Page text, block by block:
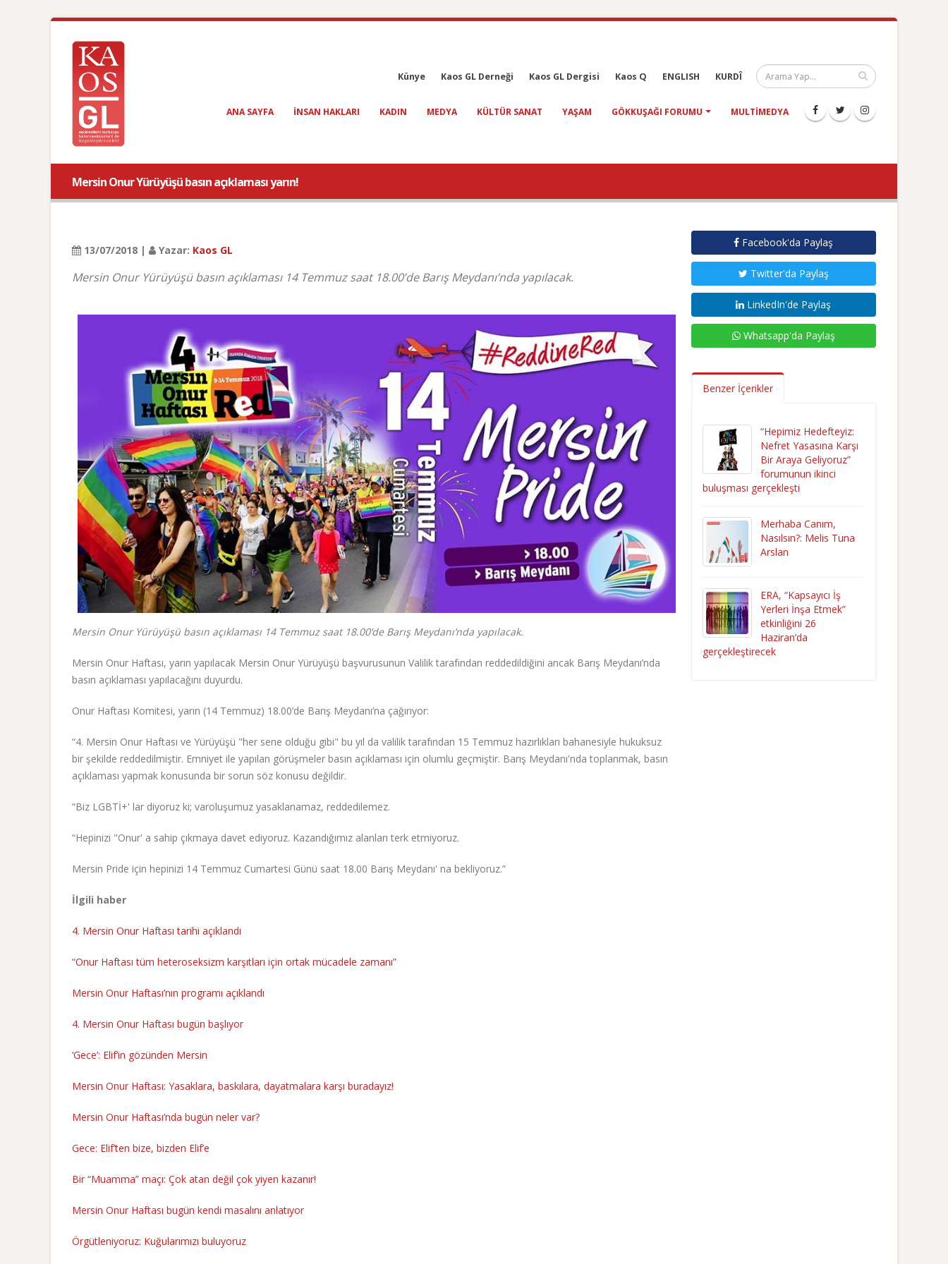
Künye Kaos GL Derneği Kaos GL Dergisi Kaos Q ENGLISH KURDÎ
ANA SAYFA INSAN HAKLARI KADIN MEDYA KÜLTÜR SANAT YAŞAM GÖKKUŞAĞI FORUMU MULTIMEDYA
Mersin Onur Yürüyüşü basın açıklaması yarın!
13/07/2018 | Yazar: Kaos GL
​Mersin Onur Yürüyüşü basın açıklaması 14 Temmuz saat 18.00’de Barış Meydanı’nda yapılacak.
Mersin Onur Yürüyüşü basın açıklaması 14 Temmuz saat 18.00’de Barış Meydanı’nda yapılacak.
Mersin Onur Haftası, yarın yapılacak Mersin Onur Yürüyüşü başvurusunun Valilik tarafından reddedildiğini ancak Barış Meydanı’nda
basın açıklaması yapılacağını duyurdu.
Onur Haftası Komitesi, yarın (14 Temmuz) 18.00’de Barış Meydanı’na çağırıyor:
“4. Mersin Onur Haftası ve Yürüyüşü "her sene olduğu gibi" bu yıl da valilik tarafından 15 Temmuz hazırlıkları bahanesiyle hukuksuz
bir şekilde reddedilmiştir. Emniyet ile yapılan görüşmeler basın açıklaması için olumlu geçmiştir. Barış Meydanı'nda toplanmak, basın
açıklaması yapmak konusunda bir sorun söz konusu değildir.
“Biz LGBTİ+' lar diyoruz ki; varoluşumuz yasaklanamaz, reddedilemez.
“Hepinizi "Onur' a sahip çıkmaya davet ediyoruz. Kazandığımız alanları terk etmiyoruz.
Mersin Pride için hepinizi 14 Temmuz Cumartesi Günü saat 18.00 Barış Meydanı' na bekliyoruz.”
İlgili haber
4. Mersin Onur Haftası tarihi açıklandı
“Onur Haftası tüm heteroseksizm karşıtları için ortak mücadele zamanı”
Mersin Onur Haftası’nın programı açıklandı
4. Mersin Onur Haftası bugün başlıyor
‘Gece’: Elif’in gözünden Mersin
Mersin Onur Haftası: Yasaklara, baskılara, dayatmalara karşı buradayız!
Mersin Onur Haftası’nda bugün neler var?
Gece: Elif’ten bize, bizden Elif’e
Bir “Muamma” maçı: Çok atan değil çok yiyen kazanır!
Mersin Onur Haftası bugün kendi masalını anlatıyor
Örgütleniyoruz: Kuğularımızı buluyoruz
Facebook'da Paylaş
Twitter'da Paylaş
LinkedIn'de Paylaş
Whatsapp'da Paylaş
Benzer İçerikler
“Hepimiz Hedefteyiz:
Nefret Yasasına Karşı
Bir Araya Geliyoruz”
forumunun ikinci
buluşması gerçekleşti
Merhaba Canım,
Nasılsın?: Melis Tuna
Arslan
ERA, “Kapsayıcı İş
Yerleri İnşa Etmek”
etkinliğini 26
Haziran’da
gerçekleştirecek